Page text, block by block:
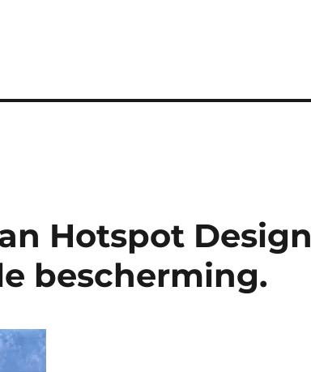
Hotspot Design
bescherming.